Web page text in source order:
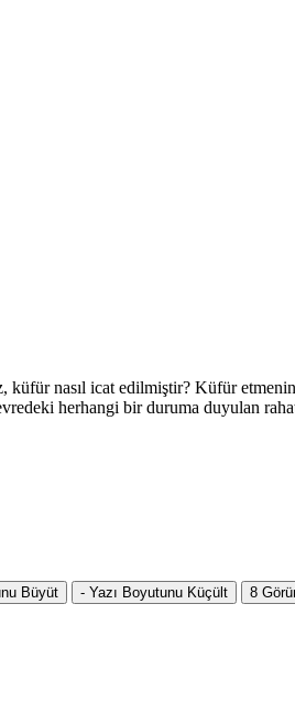
nasıl icat edilmiştir? Küfür
herhangi bir duruma duyulan
Büyüt - Yazı Boyutunu Küçült 8